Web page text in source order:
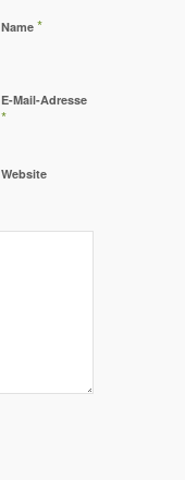
Name *
E-Mail-Adresse
*
Website